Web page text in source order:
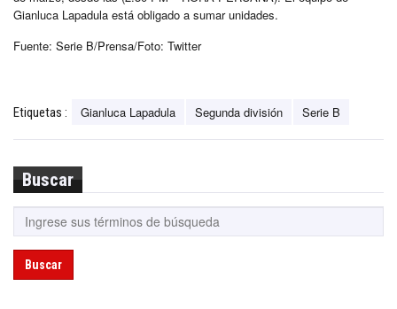
Gianluca Lapadula está obligado a sumar unidades.
Fuente: Serie B/Prensa/Foto: Twitter
Etiquetas : Gianluca Lapadula Segunda división Serie B
Buscar
Buscar